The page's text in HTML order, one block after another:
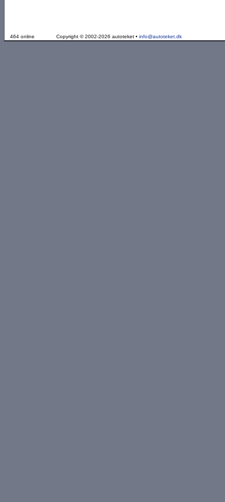
464 online Copyright © 2002-2026 autoteket • info@autoteket.dk